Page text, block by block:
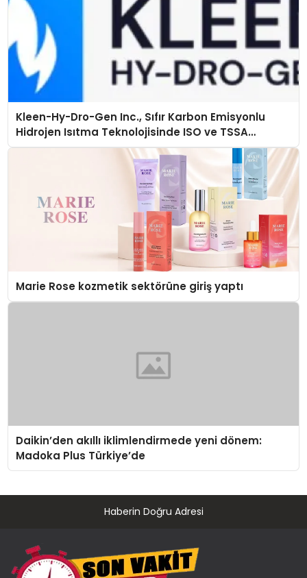
Kleen-Hy-Dro-Gen Inc., Sıfır Karbon Emisyonlu
Hidrojen Isıtma Teknolojisinde ISO ve TSSA
Düzenleyici Onaylarını Aldı
Marie Rose kozmetik sektörüne giriş yaptı
Daikin’den akıllı iklimlendirmede yeni dönem:
Madoka Plus Türkiye’de
Haberin Doğru Adresi